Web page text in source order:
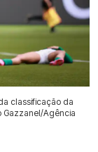
classificação da
Gazzanel/Agência